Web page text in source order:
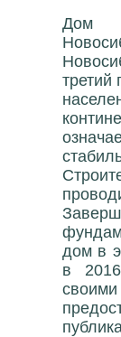
Дом
третий
дом в
в